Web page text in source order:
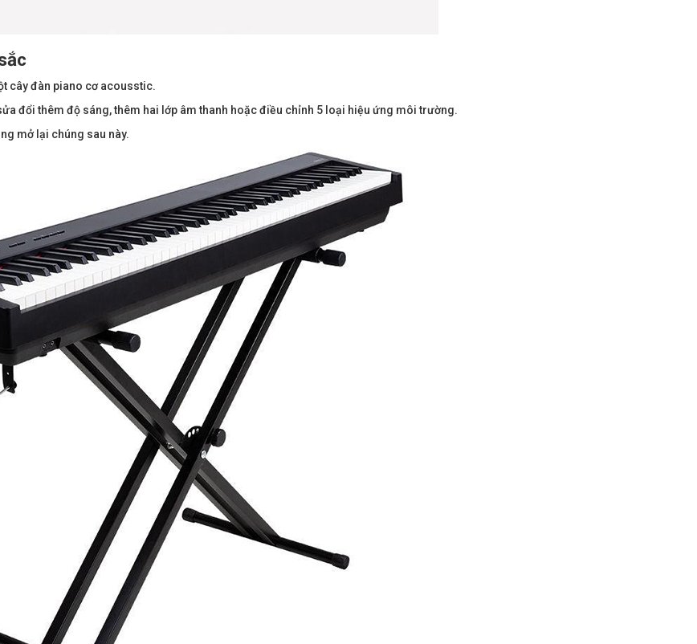
cây đàn piano cơ acousstic.
đổi thêm độ sáng, thêm hai lớp âm thanh hoặc điều chỉnh 5 loại hiệu ứng môi trường.
mở lại chúng sau này.